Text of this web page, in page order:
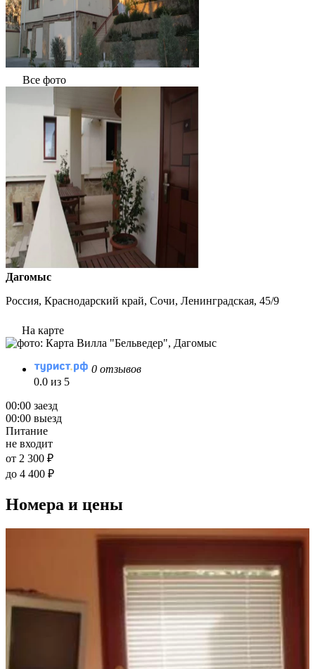
Все фото
Дагомыс
Россия, Краснодарский край, Сочи, Ленинградская, 45/9
На карте
0 отзывов
0.0 из 5
00:00 заезд
00:00 выезд
Питание
не входит
от 2 300 ₽
до 4 400 ₽
Номера и цены